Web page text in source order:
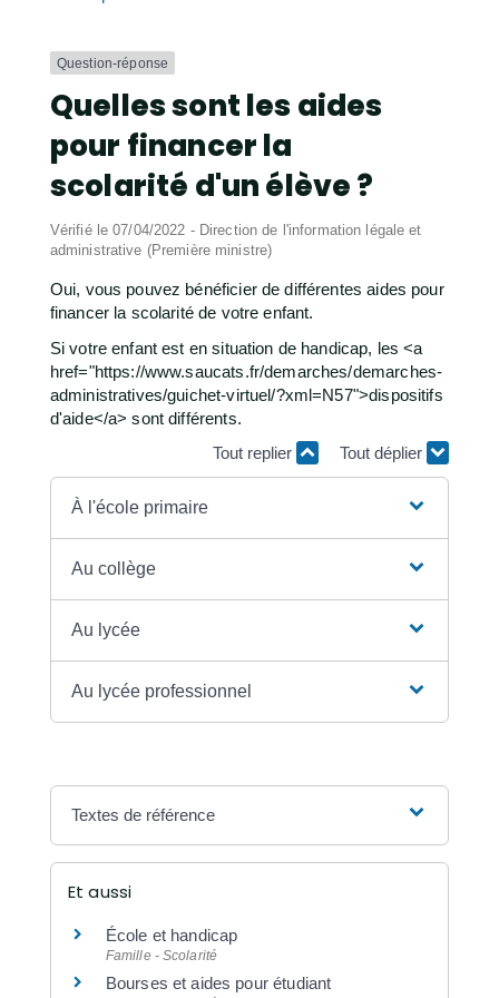
Question-réponse
Quelles sont les aides
pour financer la
scolarité d'un élève ?
Vérifié le 07/04/2022 - Direction de l'information légale et
administrative (Première ministre)
Oui, vous pouvez bénéficier de différentes aides pour
financer la scolarité de votre enfant.
Si votre enfant est en situation de handicap, les <a
href="https://www.saucats.fr/demarches/demarches-
administratives/guichet-virtuel/?xml=N57">dispositifs
d'aide</a> sont différents.
Tout replier
Tout déplier
À l'école primaire
Au collège
Au lycée
Au lycée professionnel
Textes de référence
Et aussi
École et handicap
Famille - Scolarité
Bourses et aides pour étudiant